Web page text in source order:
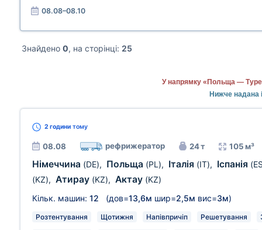
08.08–08.10
Знайдено 0, на сторінці: 25
У напрямку «Польща —
Нижче надана
2 години тому
08.08 рефрижератор 24 т 105 м³
Німеччина (DE), Польща (PL), Італія (IT), Іспанія
(KZ), Атирау (KZ), Актау (KZ)
Кільк. машин: 12 (дов=13,6м шир=2,5м вис=3м)
Розтентування Щотижня Напівпричіп Решетування